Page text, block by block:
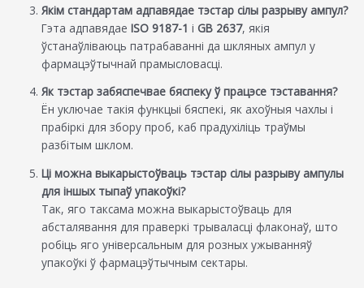
Якім стандартам адпавядае тэстар сілы разрыву ампул?
Гэта адпавядаеISO 9187-1 і GB 2637, якія
ўстанаўліваюць патрабаванні да шкляных ампул у
фармацэўтычнай прамысловасці.
Як тэстар забяспечвае бяспеку ў працэсе тэставання?
Ён уключае такія функцыі бяспекі, як ахоўныя чахлы і
прабіркі для збору проб, каб прадухіліць траўмы
разбітым шклом.
Ці можна выкарыстоўваць тэстар сілы разрыву ампулы
для іншых тыпаў упакоўкі?
Так, яго таксама можна выкарыстоўваць для
абсталявання для праверкі трываласці флаконаў, што
робіць яго універсальным для розных ужыванняў
упакоўкі ў фармацэўтычным сектары.